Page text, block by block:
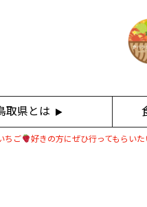
取県とは
ちご 好きの方にぜひ行ってもらいた